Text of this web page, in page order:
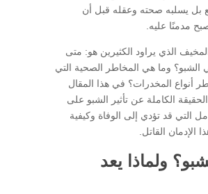
بل يسلبه صحته وعقله قبل أن
مدمنًا عليه.
الذي يراود الكثيرين هو: متى
وما هي المخاطر الصحية التي
أنواع المخدرات؟ في هذا المقال
الكاملة عن تأثير الشبو على
التي قد تؤدي إلى الوفاة وكيفية
الإدمان القاتل.
ولماذا يعد